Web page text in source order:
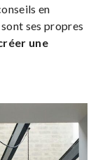
en
ses propres
une